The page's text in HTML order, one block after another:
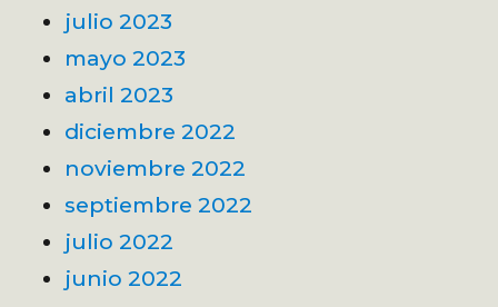
julio 2023
mayo 2023
abril 2023
diciembre 2022
noviembre 2022
septiembre 2022
julio 2022
junio 2022